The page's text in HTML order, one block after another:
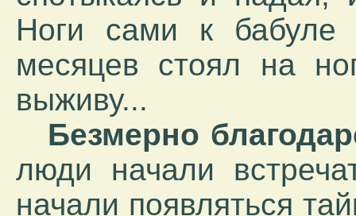
Ноги сами к бабуле
месяцев стоял на
выживу...
Безмерно
люди начали
начали появляться